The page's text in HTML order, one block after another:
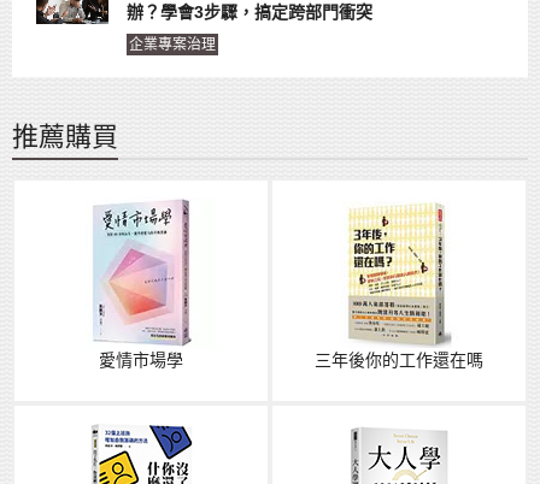
辦？學會3步驟，搞定跨部門衝突
企業專案治理
推薦購買
愛情市場學 三年後你的工作還在嗎